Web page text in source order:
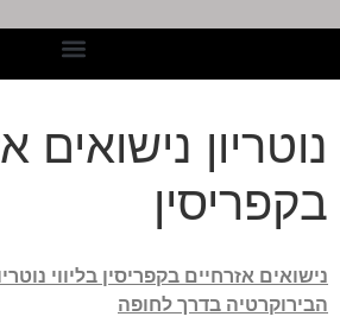
נוטריון נישואים
בקפריסין
נישואים אזרחיים בקפריסין בליווי
הבירוקרטיה בדרך לחופה